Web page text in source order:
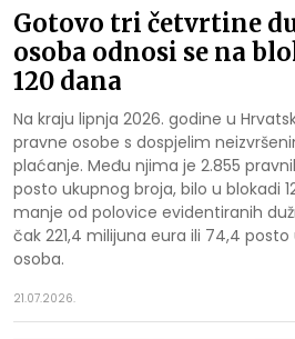
Gotovo tri četvrtine
osoba odnosi se na
120 dana
Na kraju lipnja 2026. godine u
pravne osobe s dospjelim
plaćanje. Među njima je 2.855
posto ukupnog broja, bilo u blokadi
manje od polovice evidentiranih
čak 221,4 milijuna eura ili 74,4
osoba.
21.07.2026.